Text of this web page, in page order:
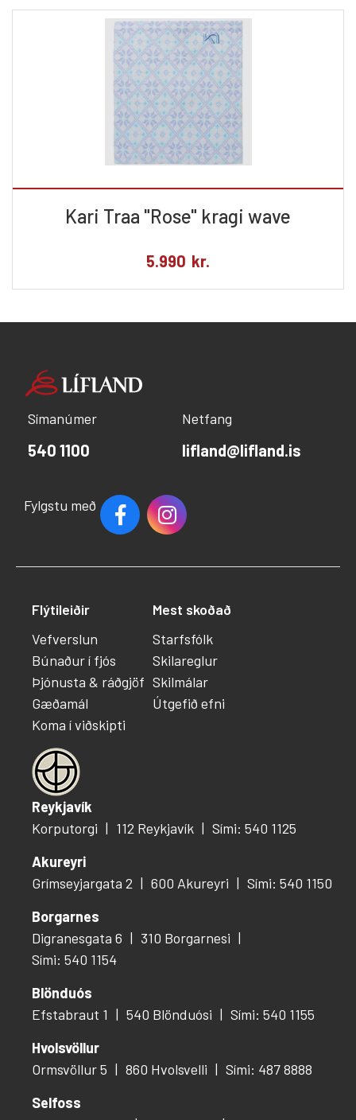
Kari Traa "Rose" kragi wave
5.990 kr.
Símanúmer
540 1100
Netfang
lifland@lifland.is
Fylgstu með
Reykjavík
Korputorgi
112 Reykjavík
Sími: 540 1125
Akureyri
Grímseyjargata 2
600 Akureyri
Sími: 540 1150
Borgarnes
Digranesgata 6
310 Borgarnesi
Sími: 540 1154
Blönduós
Efstabraut 1
540 Blönduósi
Sími: 540 1155
Hvolsvöllur
Ormsvöllur 5
860 Hvolsvelli
Sími: 487 8888
Selfoss
Flýtileiðir
Vefverslun
Búnaður í fjós
Þjónusta & ráðgjöf
Gæðamál
Koma í viðskipti
Mest skoðað
Starfsfólk
Skilareglur
Skilmálar
Útgefið efni